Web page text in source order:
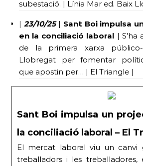
subestació. | Línia Mar ed. Baix
| 23/10/25| Sant Boi impulsa
en la conciliació laboral | S’ha
de la primera xarxa
Llobregat per fomentar
que apostin per… | El Triangle |
Sant Boi impulsa un
la conciliació laboral – El
El mercat laboral viu un canvi
treballadors i les treballadores,